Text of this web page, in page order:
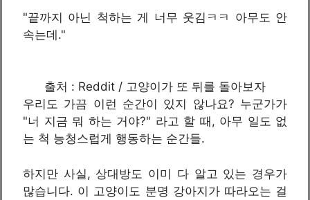
"끝까지 아닌 척하는 게 너무 웃김ㅋㅋ 아무도 안
속는데."
출처 : Reddit / 고양이가 또 뒤를 돌아보자
우리도 가끔 이런 순간이 있지 않나요? 누군가가
"너 지금 뭐 하는 거야?" 라고 할 때, 아무 일도 없
는 척 능청스럽게 행동하는 순간들.
하지만 사실, 상대방도 이미 다 알고 있는 경우가
많습니다. 이 고양이도 분명 강아지가 따라오는 걸